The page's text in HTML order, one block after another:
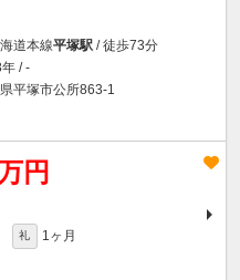
海道本線平塚駅 / 徒歩73分
/ -
平塚市公所863-1
円
礼 1ヶ月